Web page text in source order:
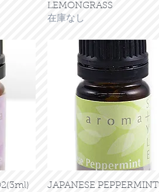
クイックビュー
LEMONGRASS
在庫なし
クイックビュー
JAPANESE PEPPERMINT